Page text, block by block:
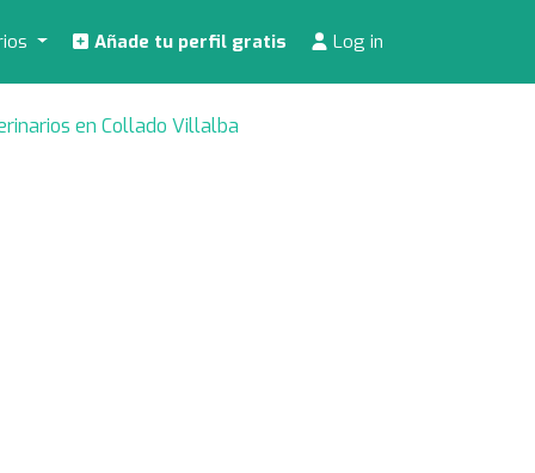
Añade tu perfil gratis Log in
en Collado Villalba